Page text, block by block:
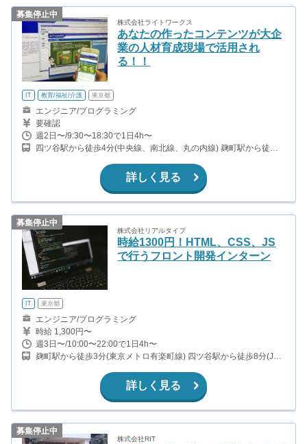
募集停止中
株式会社ライトワークス
あなたの作ったコンテンツが大企
業の人材育成現場で活用され
る！！
IT 教育/福祉/介護 東京都
エンジニア/プログラミング
要確認
週2日〜/9:30〜18:30で1日4h〜
四ツ谷駅から徒歩4分(中央線、南北線、丸の内線) 麹町駅から徒歩4
詳しく見る
募集停止中
株式会社リアルタイプ
時給1300円！HTML、CSS、JS
で行うフロント開発インターン
IT 東京都
エンジニア/プログラミング
時給 1,300円〜
週3日〜/10:00〜22:00で1日4h〜
麹町駅から徒歩3分(東京メトロ有楽町線) 四ツ谷駅から徒歩8分(JR
詳しく見る
募集停止中
株式会社RIT